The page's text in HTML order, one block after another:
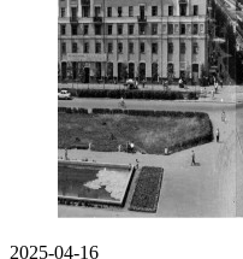
2025-04-16